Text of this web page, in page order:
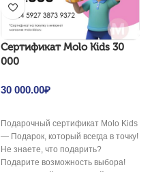
Cертификат Molo Kids 30
000
30 000.00₽
Подарочный сертификат Molo Kids
— Подарок, который всегда в точку!
Не знаете, что подарить?
Подарите возможность выбора!